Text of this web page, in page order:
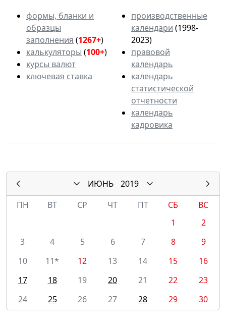
формы, бланки и
образцы
заполнения (1267+)
калькуляторы (100+)
курсы валют
ключевая ставка
производственные
календари (1998-
2023)
правовой
календарь
календарь
статистической
отчетности
календарь
кадровика
ИЮНЬ
2019
ПН
ВТ СР ЧТ ПТ СБ
ВС
1
2
3
4 5 6 7 8
9
10
11* 12 13 14 15
16
17
18 19 20 21 22
23
24
25 26 27 28 29 30